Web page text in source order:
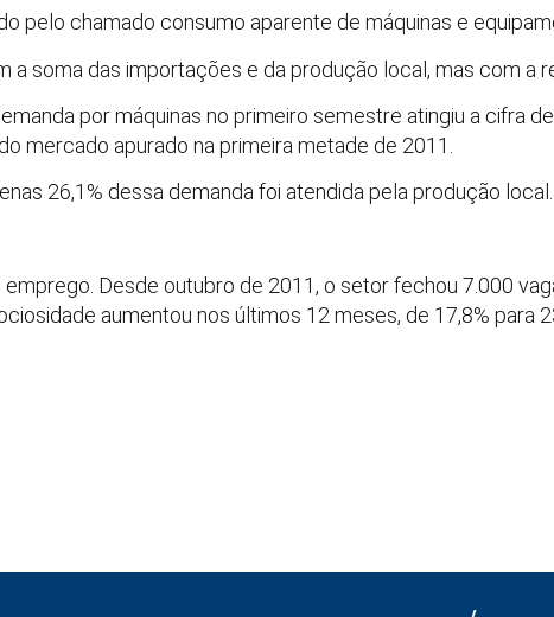
pelo chamado consumo aparente de máquinas e
a soma das importações e da produção local, mas com a
por máquinas no primeiro semestre atingiu a cifra
mercado apurado na primeira metade de 2011.
26,1% dessa demanda foi atendida pela produção
Desde outubro de 2011, o setor fechou 7.000
aumentou nos últimos 12 meses, de 17,8% para